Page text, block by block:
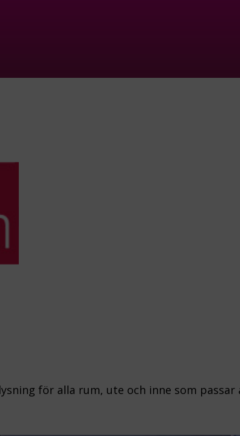
för alla rum, ute och inne som